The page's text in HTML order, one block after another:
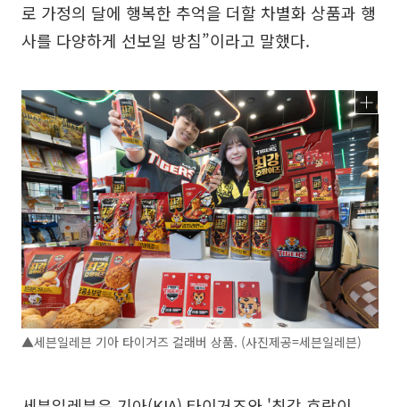
로 가정의 달에 행복한 추억을 더할 차별화 상품과 행
사를 다양하게 선보일 방침”이라고 말했다.
▲세븐일레븐 기아 타이거즈 컬래버 상품. (사진제공=세븐일레븐)